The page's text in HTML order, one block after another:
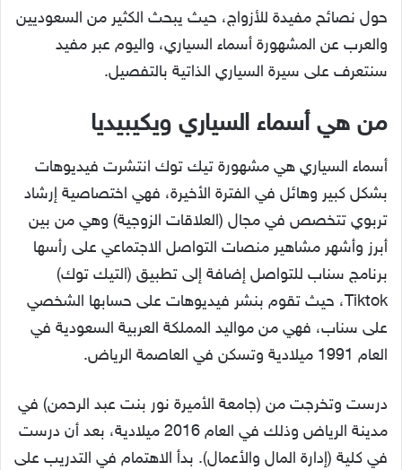
حول نصائح مفيدة للأزواج، حيث يبحث الكثير من السعوديين
والعرب عن المشهورة أسماء السياري، واليوم عبر مفيد
سنتعرف على سيرة السياري الذاتية بالتفصيل.
من هي أسماء السياري ويكيبيديا
أسماء السياري هي مشهورة تيك توك انتشرت فيديوهات
بشكل كبير وهائل في الفترة الأخيرة، فهي اختصاصية إرشاد
تربوي تتخصص في مجال (العلاقات الزوجية) وهي من بين
أبرز وأشهر مشاهير منصات التواصل الاجتماعي على رأسها
برنامج سناب للتواصل إضافة إلى تطبيق (التيك توك)
Tiktok، حيث تقوم بنشر فيديوهات على حسابها الشخصي
على سناب، فهي من مواليد المملكة العربية السعودية في
العام 1991 ميلادية وتسكن في العاصمة الرياض.
درست وتخرجت من (جامعة الأميرة نور بنت عبد الرحمن) في
مدينة الرياض وذلك في العام 2016 ميلادية، بعد أن درست
في كلية (إدارة المال والأعمال). بدأ الاهتمام في التدريب على